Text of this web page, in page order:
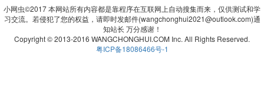
小网虫©2017 本网站所有内容都是靠程序在互联网上自动搜集而来，仅供测试和学
习交流。若侵犯了您的权益，请即时发邮件(wangchonghui2021@outlook.com)通
知站长 万分感谢！
Copyright © 2013-2016 WANGCHONGHUI.COM Inc. All Rights Reserved.
粤ICP备18086466号-1